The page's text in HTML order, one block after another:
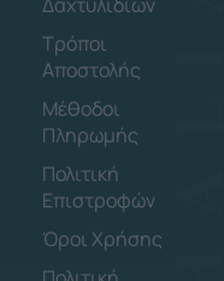
Τρόποι
Αποστολής
Μέθοδοι
Πληρωμής
Πολιτική
Επιστροφών
Όροι Χρήσης